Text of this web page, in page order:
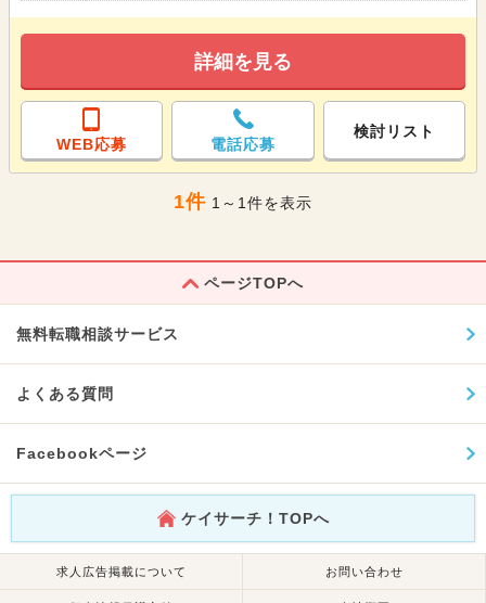
詳細を見る
WEB応募 電話応募
検討リスト
1件 1～1件を表示
ページTOPへ
無料転職相談サービス
よくある質問
Facebookページ
ケイサーチ！TOPへ
求人広告掲載について お問い合わせ